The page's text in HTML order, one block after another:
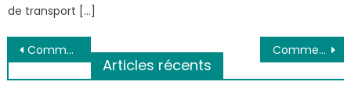
de transport […]
Navigation
de
Comment bien entretenir son vélo de route ? Comment effectuer un entretien régulier pour prolonger la durée de vie de votre voiture
Articles récents